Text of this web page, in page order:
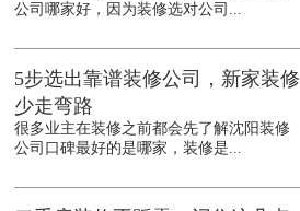
公司哪家好，因为装修选对公司...
5步选出靠谱装修公司，新家装修
少走弯路
很多业主在装修之前都会先了解沈阳装修
公司口碑最好的是哪家，装修是...